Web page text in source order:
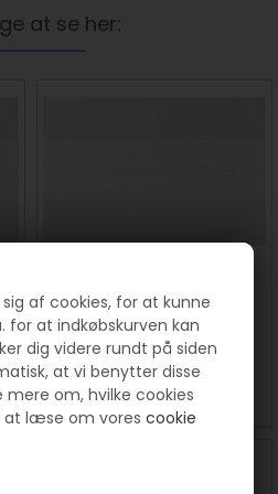
af cookies, for at kunne
for at indkøbskurven kan
dig videre rundt på siden
at vi benytter disse
om, hvilke cookies
at læse om vorescookie
at se her:
9,00DKK
SE MERE KØB